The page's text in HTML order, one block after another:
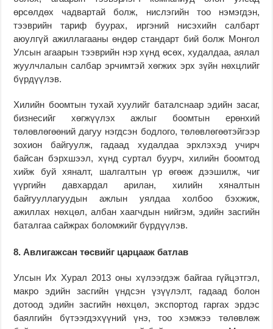
өрсөлдөх чадвартай болж, нислэгийн тоо нэмэгдэн,
тээврийн тариф буурах, иргэний нисэхийн салбарт
аюулгүй ажиллагааны өндөр стандарт бий болж Монгол
Улсын агаарын тээврийн нэр хүнд өсөх, худалдаа, аялал
жуулчлалын салбар эрчимтэй хөгжих эрх зүйн нөхцлийг
бүрдүүлэв.
Хилийн боомтын тухай хуулийг баталснаар эдийн засаг,
бизнесийг хөгжүүлэх ажлыг боомтын ерөнхий
төлөвлөгөөний дагуу нэгдсэн бодлого, төлөвлөгөөтэйгээр
зохион байгуулж, гадаад худалдаа эрхлэхэд учирч
байсан бэрхшээл, хүнд суртал буурч, хилийн боомтод
хийж буй хяналт, шалгалтын үр өгөөж дээшилж, чиг
үүргийн давхардал арилан, хилийн хяналтын
байгууллагуудын ажлын уялдаа холбоо бэхжиж,
ажиллах нөхцөл, албан хаагчдын нийгэм, эдийн засгийн
баталгаа сайжрах боломжийг бүрдүүлэв.
8. Авлигажсан төсвийг царцааж батлав
Улсын Их Хурал 2013 оны хүлээгдэж байгаа гүйцэтгэл,
макро эдийн засгийн үндсэн үзүүлэлт, гадаад болон
дотоод эдийн засгийн нөхцөл, экспортод гаргах эрдэс
баялгийн бүтээгдэхүүний үнэ, тоо хэмжээ төлөвлөж